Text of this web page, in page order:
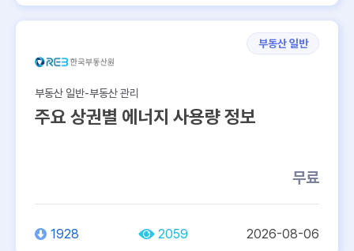
부동산 일반
부동산 일반-부동산 관리
주요 상권별 에너지 사용량 정보
무료
1928 2059 2026-08-06